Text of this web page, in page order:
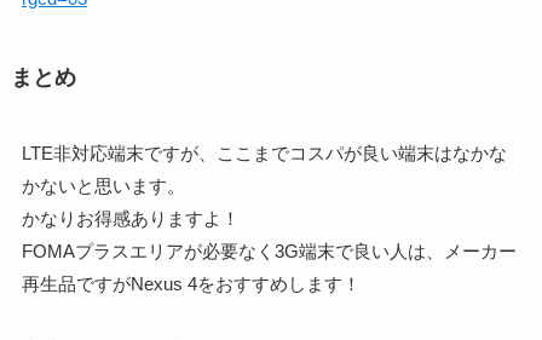
まとめ
LTE非対応端末ですが、ここまでコスパが良い端末はなかな
かないと思います。
かなりお得感ありますよ！
FOMAプラスエリアが必要なく3G端末で良い人は、メーカー
再生品ですがNexus 4をおすすめします！